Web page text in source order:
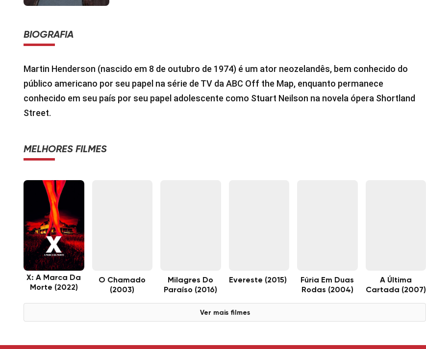
BIOGRAFIA
Martin Henderson (nascido em 8 de outubro de 1974) é um ator neozelandês, bem conhecido do
público americano por seu papel na série de TV da ABC Off the Map, enquanto permanece
conhecido em seu país por seu papel adolescente como Stuart Neilson na novela ópera Shortland
Street.
MELHORES FILMES
X: A Marca Da
Morte (2022)
O Chamado
(2003)
Milagres Do
Paraíso (2016)
Evereste (2015)
Fúria Em Duas
Rodas (2004)
A Última
Cartada (2007)
Ver mais filmes